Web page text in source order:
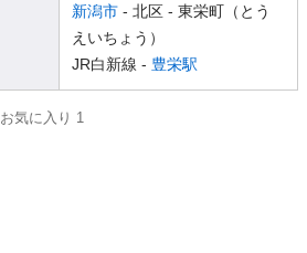
新潟市 - 北区 - 東栄町（とう
えいちょう）
JR白新線 - 豊栄駅
お気に入り 1